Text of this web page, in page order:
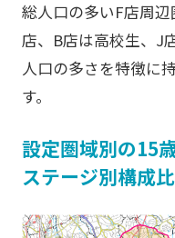
総人口の多いF店周
店、B店は高校生、J
人口の多さを特徴に
す。
設定圏域別の15
ステージ別構成比